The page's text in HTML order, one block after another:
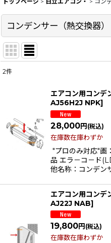
コンデンサー（熱交換器）
並び順
絞
2件
エアコン用コンデ
AJ56H2J NPK]
28,000円(税込)
在庫数在庫わずか
"プロのみ対応"画
品 エラ－コ－ド
他名称：コンデ
エアコン用コンデ
AJ22J NAB]
19,800円 (税込)
在庫数在庫わずか